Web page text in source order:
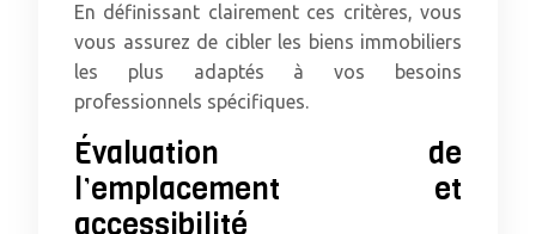
En définissant clairement ces critères, vous
vous assurez de cibler les biens immobiliers
les plus adaptés à vos besoins
professionnels spécifiques.
Évaluation de
l’emplacement et
accessibilité